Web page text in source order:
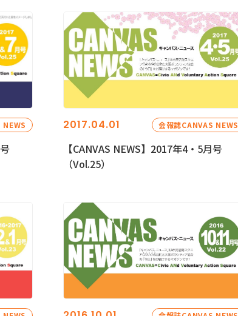
NEWS 2017.04.01 会報誌CANVAS NEWS
【CANVAS NEWS】2017年4・5月号
（Vol.25）